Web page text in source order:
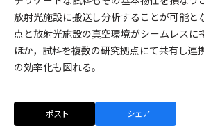
放射光施設に搬送し分析することが可能と
点と放射光施設の真空環境がシームレスに
ほか，試料を複数の研究拠点にて共有し連
の効率化も図れる。
ポスト シェア